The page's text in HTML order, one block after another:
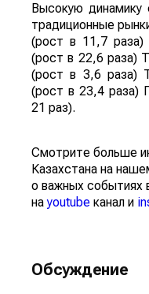
Высокую динамику
традиционные
(рост в 11,7
(рост в 22,6 раза)
(рост в 3,6 раза)
(рост в 23,4
21 раз).
Смотрите больше
Казахстана на
о важных событиях
наyoutube канал и
Обсуждение